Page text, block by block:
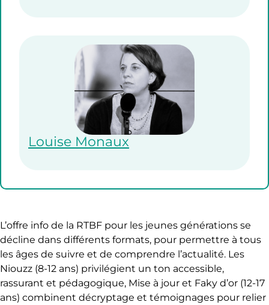
Louise Monaux
L’offre info de la RTBF pour les jeunes générations se
décline dans différents formats, pour permettre à tous
les âges de suivre et de comprendre l’actualité. Les
Niouzz (8-12 ans) privilégient un ton accessible,
rassurant et pédagogique, Mise à jour et Faky d’or (12-17
ans) combinent décryptage et témoignages pour relier